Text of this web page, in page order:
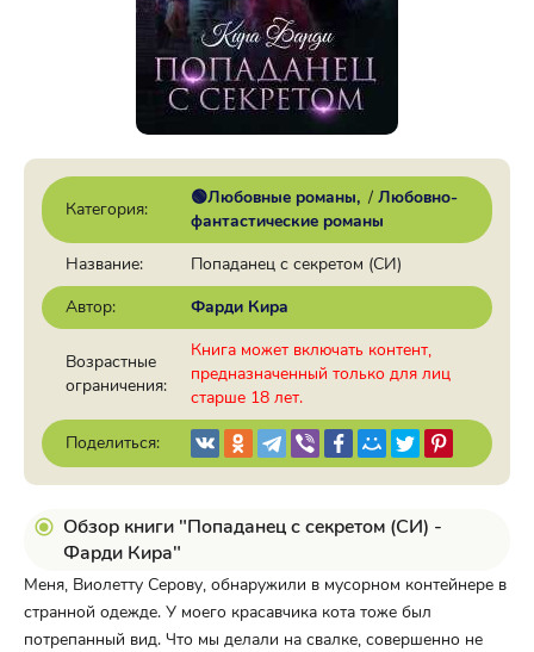
Категория:
🟢Любовные романы / Любовно-
фантастические романы
Название:
Попаданец с секретом (СИ)
Автор:
Фарди Кира
Возрастные
ограничения:
Книга может включать контент,
предназначенный только для лиц
старше 18 лет.
Поделиться:
Обзор книги "Попаданец с секретом (СИ) -
Фарди Кира"
Меня, Виолетту Серову, обнаружили в мусорном контейнере в
странной одежде. У моего красавчика кота тоже был
потрепанный вид. Что мы делали на свалке, совершенно не